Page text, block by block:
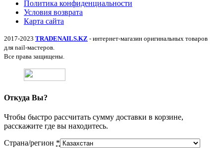
Политика конфиденциальности
Условия возврата
Карта сайта
2017-2023 TRADENAILS.KZ - интернет-магазин оригинальных товаров
для nail-мастеров.
Все права защищены.
Откуда Вы?
Чтобы быстро рассчитать сумму доставки в корзине,
расскажите где вы находитесь.
Страна/регион *